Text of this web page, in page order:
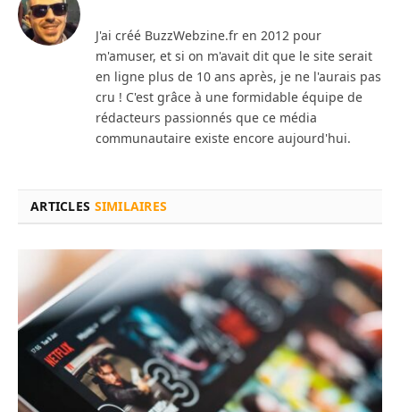
J'ai créé BuzzWebzine.fr en 2012 pour
m'amuser, et si on m'avait dit que le site serait
en ligne plus de 10 ans après, je ne l'aurais pas
cru ! C'est grâce à une formidable équipe de
rédacteurs passionnés que ce média
communautaire existe encore aujourd'hui.
ARTICLES SIMILAIRES